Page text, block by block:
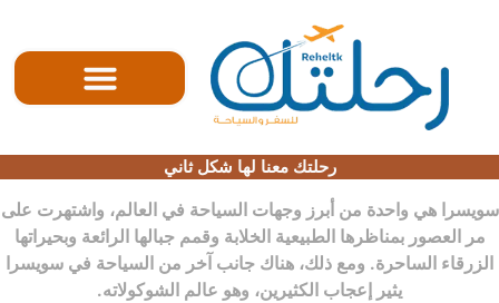
رحلتك معنا لها شكل ثاني
سويسرا هي واحدة من أبرز وجهات السياحة في العالم، واشتهرت على
مر العصور بمناظرها الطبيعية الخلابة وقمم جبالها الرائعة وبحيراتها
الزرقاء الساحرة. ومع ذلك، هناك جانب آخر من السياحة في سويسرا
يثير إعجاب الكثيرين، وهو عالم الشوكولاته.